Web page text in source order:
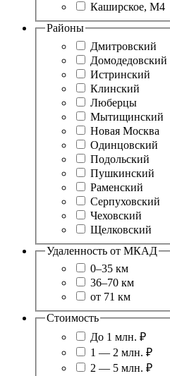
Каширское, М4
Районы
Дмитровский
Домодедовский
Истринский
Клинский
Люберцы
Мытищинский
Новая Москва
Одинцовский
Подольский
Пушкинский
Раменский
Серпуховский
Чеховский
Щелковский
Удаленность от МКАД
0–35 км
36–70 км
от 71 км
Стоимость
До 1 млн. ₽
1 — 2 млн. ₽
2 — 5 млн. ₽